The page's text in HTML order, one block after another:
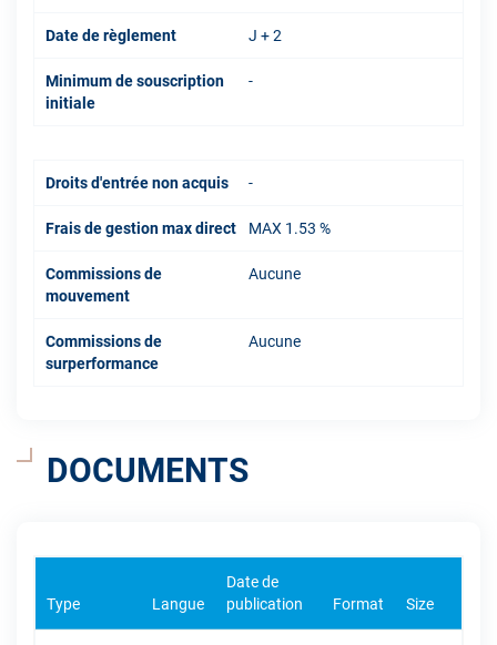
Date de règlement J + 2
Minimum de souscription
initiale
-
Droits d'entrée non acquis -
Frais de gestion max direct MAX 1.53 %
Commissions de
mouvement
Aucune
Commissions de
surperformance
Aucune
DOCUMENTS
Type Langue
Date de
publication
Format Size